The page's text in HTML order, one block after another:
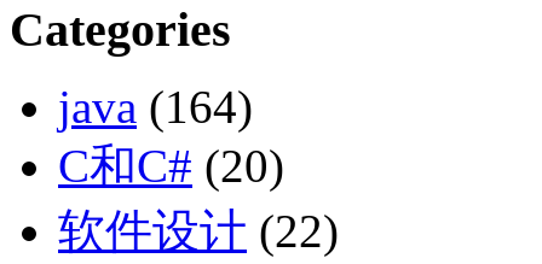
Categories
java (164)
C和C# (20)
软件设计 (22)